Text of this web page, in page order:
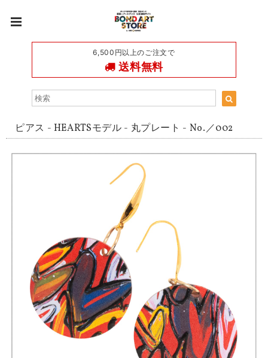
6,500円以上のご注文で
送料無料
ピアス - HEARTSモデル - 丸プレート - No.／002